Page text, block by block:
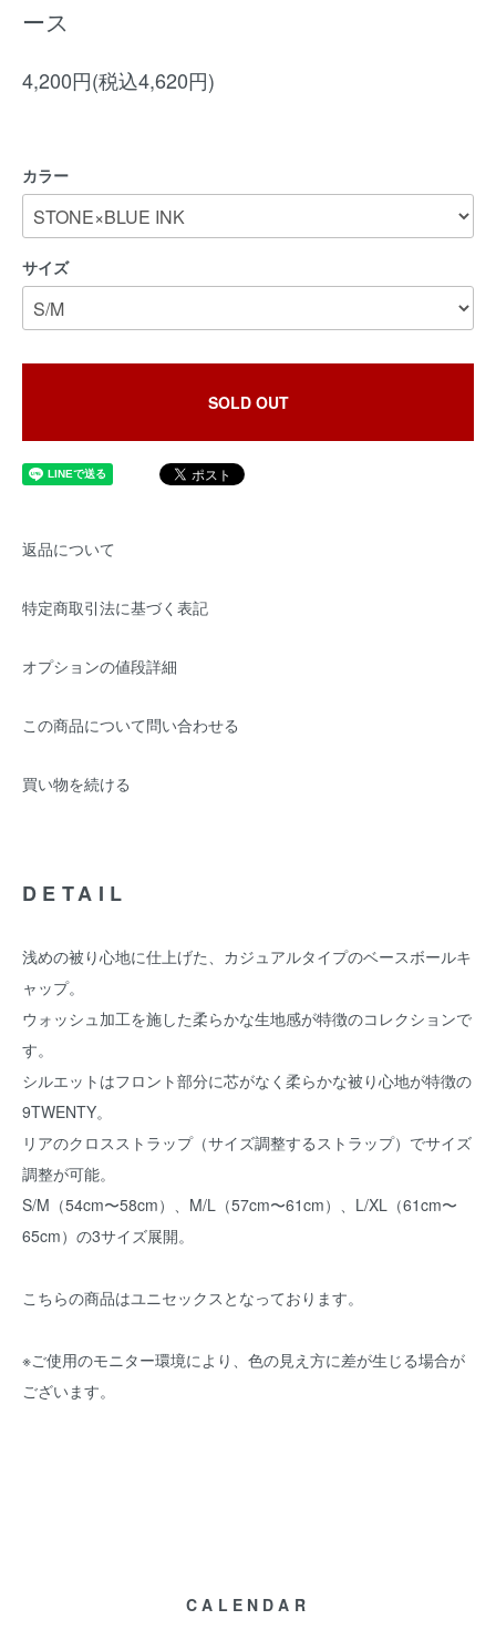
ース
4,200円(税込4,620円)
カラー
サイズ
SOLD OUT
返品について
特定商取引法に基づく表記
オプションの値段詳細
この商品について問い合わせる
買い物を続ける
DETAIL
浅めの被り心地に仕上げた、カジュアルタイプのベースボールキ
ャップ。
ウォッシュ加工を施した柔らかな生地感が特徴のコレクションで
す。
シルエットはフロント部分に芯がなく柔らかな被り心地が特徴の
9TWENTY。
リアのクロスストラップ（サイズ調整するストラップ）でサイズ
調整が可能。
S/M（54cm〜58cm）、M/L（57cm〜61cm）、L/XL（61cm〜
65cm）の3サイズ展開。
こちらの商品はユニセックスとなっております。
※ご使用のモニター環境により、色の見え方に差が生じる場合が
ございます。
CALENDAR